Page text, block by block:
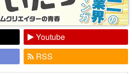
Youtube
RSS